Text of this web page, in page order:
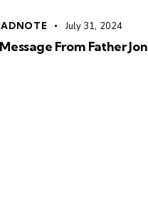
July 31, 2024
From Father Jon